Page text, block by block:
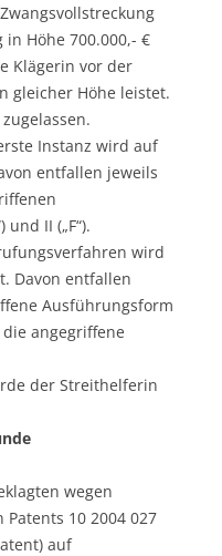
Höhe 700.000,- €
Klägerin vor der
gleicher Höhe leistet.
Instanz wird auf
entfallen jeweils
II („F“).
wird
Davon entfallen
Ausführungsform
die angegriffene
der Streithelferin
wegen
10 2004 027
auf